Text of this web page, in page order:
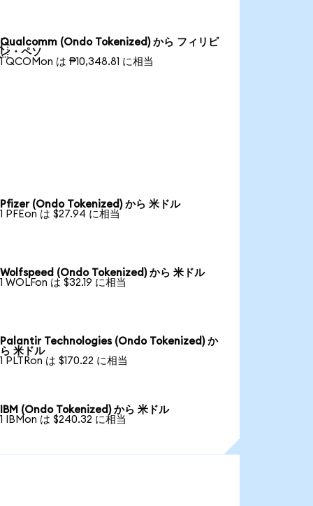
Qualcomm (Ondo Tokenized) から フィリピ
ン・ペソ
1 QCOMon は ₱10,348.81 に相当
Pfizer (Ondo Tokenized) から 米ドル
1 PFEon は $27.94 に相当
Wolfspeed (Ondo Tokenized) から 米ドル
1 WOLFon は $32.19 に相当
Palantir Technologies (Ondo Tokenized) か
ら 米ドル
1 PLTRon は $170.22 に相当
IBM (Ondo Tokenized) から 米ドル
1 IBMon は $240.32 に相当